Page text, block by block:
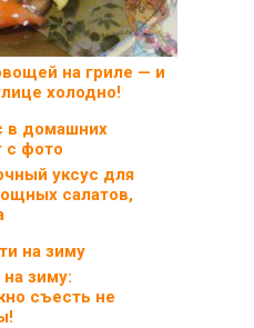
на гриле — и
холодно!
уксус для
салатов,
зиму:
съесть не